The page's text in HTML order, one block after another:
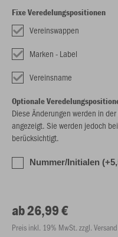
Fixe Veredelungspositionen
Vereinswappen
Marken - Label
Vereinsname
Optionale
Diese Änderungen werden in
angezeigt. Sie werden jedoch
berücksichtigt.
Nummer/Initialen
ab 26,99 €
Preis inkl. 19% MwSt. zzgl. Versand